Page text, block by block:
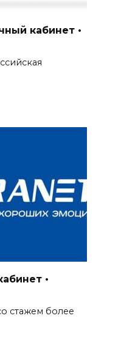
кабинет •
•
стажем более